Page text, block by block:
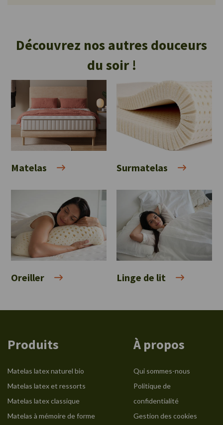
Découvrez nos autres douceurs
du soir !
Matelas Surmatelas
Oreiller Linge de lit
Produits
Matelas latex naturel bio
Matelas latex et ressorts
Matelas latex classique
Matelas à mémoire de forme
À propos
Qui sommes-nous
Politique de
confidentialité
Gestion des cookies